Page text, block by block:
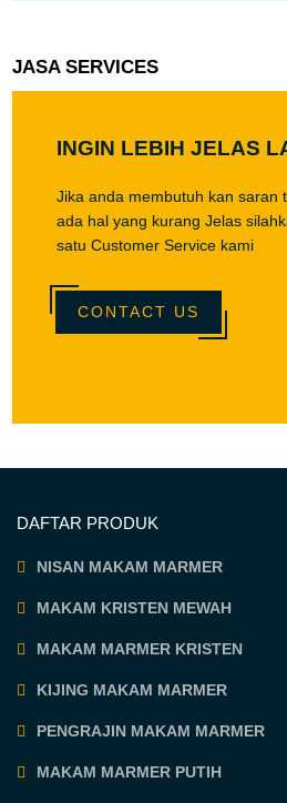
JASA SERVICES
INGIN LEBIH JELAS
Jika anda membutuh kan saran
ada hal yang kurang Jelas
satu Customer Service kami
CONTACT US
DAFTAR PRODUK
NISAN MAKAM MARMER
MAKAM KRISTEN MEWAH
MAKAM MARMER KRISTEN
KIJING MAKAM MARMER
PENGRAJIN MAKAM MARMER
MAKAM MARMER PUTIH